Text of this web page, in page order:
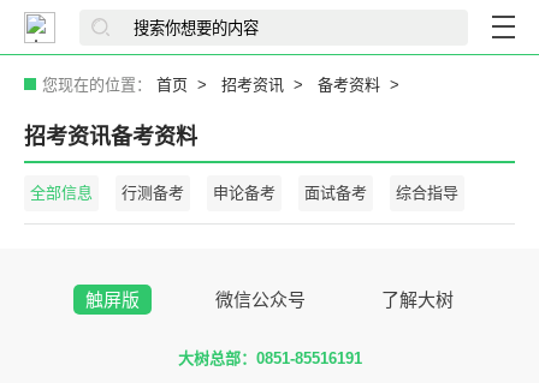
您现在的位置： 首页 招考资讯 备考资料
招考资讯备考资料
全部信息 行测备考 申论备考 面试备考 综合指导
触屏版 微信公众号 了解大树
大树总部：0851-85516191